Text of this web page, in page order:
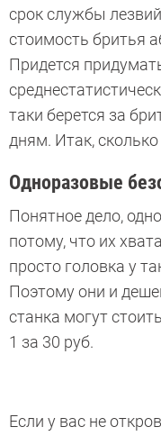
срок службы
стоимость бритья
Придется
таки берется за
дням. Итак,
Одноразовые
Понятное дело,
потому, что их
просто головка у
Поэтому они и
станка могут
1 за 30 руб.
Если у вас не